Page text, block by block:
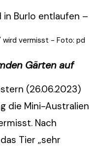
wird vermisst - Foto: pd
Gärten auf
(26.06.2023)
die Mini-Australien
Nach
Tier „sehr